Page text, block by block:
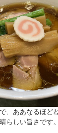
、ああなるほど
らしい旨さです。